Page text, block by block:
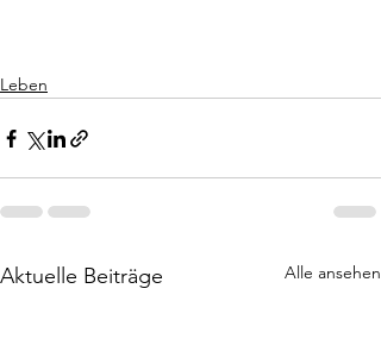
Leben
Aktuelle Beiträge Alle ansehen